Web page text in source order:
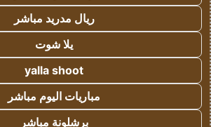
ريال مدريد مباشر
يلا شوت
yalla shoot
مباريات اليوم مباشر
برشلونة مباشر